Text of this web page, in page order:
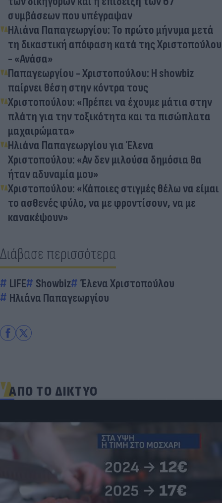
συμβάσεων που υπέγραψαν
Ηλιάνα Παπαγεωργίου: Το πρώτο μήνυμα μετά
τη δικαστική απόφαση κατά της Χριστοπούλου
- «Ανάσα»
Παπαγεωργίου - Χριστοπούλου: Η showbiz
παίρνει θέση στην κόντρα τους
Χριστοπούλου: «Πρέπει να έχουμε μάτια στην
πλάτη για την τοξικότητα και τα πισώπλατα
μαχαιρώματα»
Ηλιάνα Παπαγεωργίου για Έλενα
Χριστοπούλου: «Αν δεν μιλούσα δημόσια θα
ήταν αδυναμία μου»
Χριστοπούλου: «Κάποιες στιγμές θέλω να είμαι
το ασθενές φύλο, να με φροντίσουν, να με
κανακέψουν»
Διάβασε περισσότερα
LIFE Showbiz
Έλενα Χριστοπούλου
Ηλιάνα Παπαγεωργίου
ΑΠΟ ΤΟ ΔΙΚΤΥΟ